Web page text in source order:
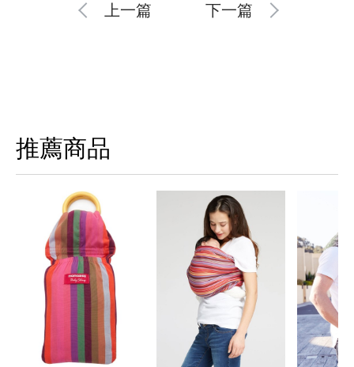
上一篇 下一篇
推薦商品